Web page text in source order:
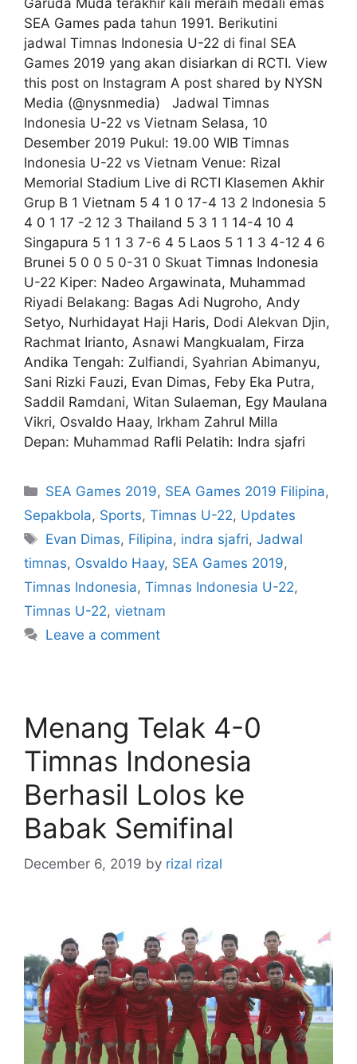
Garuda Muda terakhir kali meraih medali emas
SEA Games pada tahun 1991. Berikutini
jadwal Timnas Indonesia U-22 di final SEA
Games 2019 yang akan disiarkan di RCTI. View
this post on Instagram A post shared by NYSN
Media (@nysnmedia) Jadwal Timnas
Indonesia U-22 vs Vietnam Selasa, 10
Desember 2019 Pukul: 19.00 WIB Timnas
Indonesia U-22 vs Vietnam Venue: Rizal
Memorial Stadium Live di RCTI Klasemen Akhir
Grup B 1 Vietnam 5 4 1 0 17-4 13 2 Indonesia 5
4 0 1 17 -2 12 3 Thailand 5 3 1 1 14-4 10 4
Singapura 5 1 1 3 7-6 4 5 Laos 5 1 1 3 4-12 4 6
Brunei 5 0 0 5 0-31 0 Skuat Timnas Indonesia
U-22 Kiper: Nadeo Argawinata, Muhammad
Riyadi Belakang: Bagas Adi Nugroho, Andy
Setyo, Nurhidayat Haji Haris, Dodi Alekvan Djin,
Rachmat Irianto, Asnawi Mangkualam, Firza
Andika Tengah: Zulfiandi, Syahrian Abimanyu,
Sani Rizki Fauzi, Evan Dimas, Feby Eka Putra,
Saddil Ramdani, Witan Sulaeman, Egy Maulana
Vikri, Osvaldo Haay, Irkham Zahrul Milla
Depan: Muhammad Rafli Pelatih: Indra sjafri
SEA Games 2019, SEA Games 2019 Filipina,
Sepakbola, Sports, Timnas U-22, Updates
Evan Dimas, Filipina, indra sjafri,Jadwal
timnas, Osvaldo Haay, SEA Games 2019,
Timnas Indonesia, Timnas Indonesia U-22,
Timnas U-22, vietnam
Leave a comment
Menang Telak 4-0
Timnas Indonesia
Berhasil Lolos ke
Babak Semifinal
December 6, 2019 by rizal rizal